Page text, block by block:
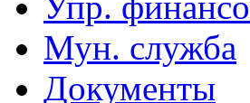
Мун. служба
Документы